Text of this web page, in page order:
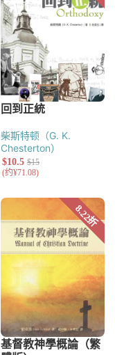
柴斯特顿（G. K.
Chesterton）